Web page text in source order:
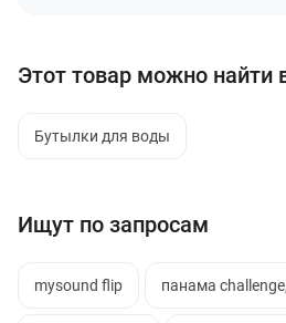
Этот товар можно найти
Бутылки для воды
Ищут по запросам
mysound flip панама